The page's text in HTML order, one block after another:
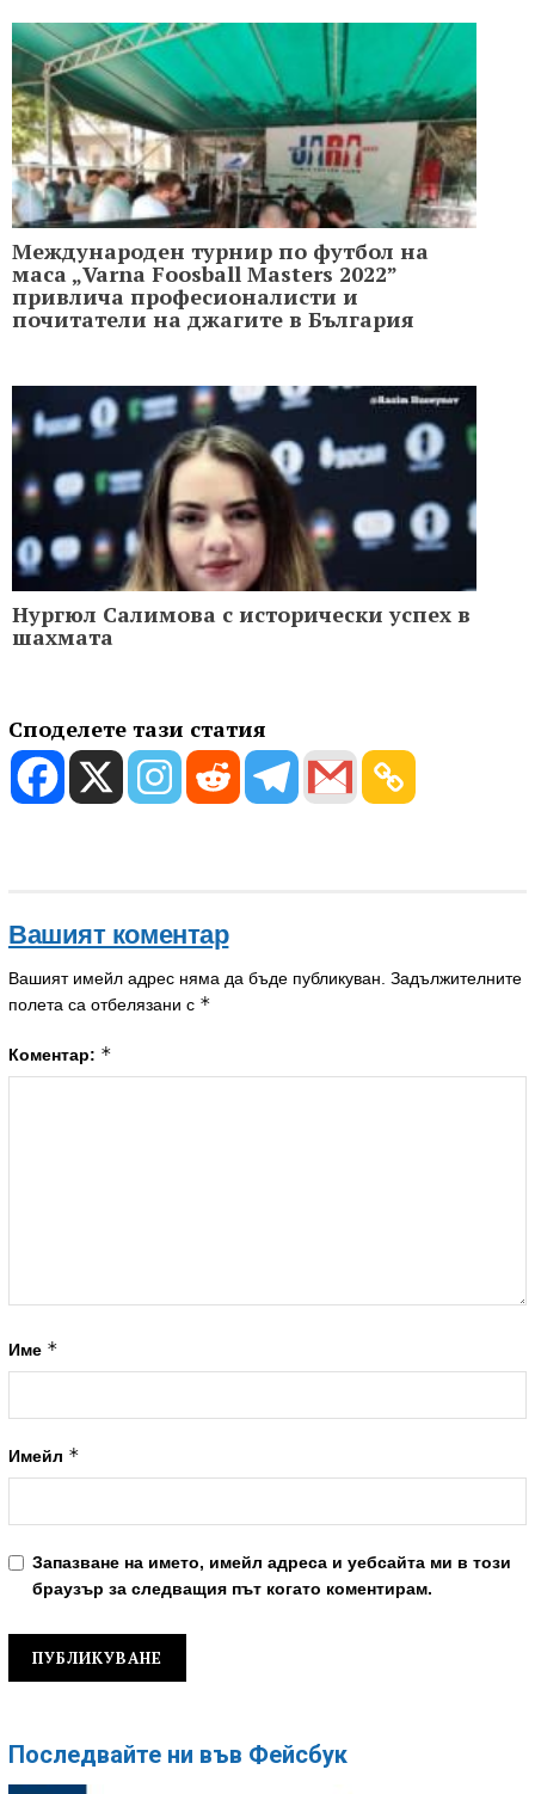
Международен турнир по футбол на
маса „Varna Foosball Masters 2022”
привлича професионалисти и
почитатели на джагите в България
Нургюл Салимова с исторически успех в
шахмата
Споделете тази статия
Вашият коментар
Вашият имейл адрес няма да бъде публикуван. Задължителните
полета са отбелязани с *
Коментар: *
Име *
Имейл *
Запазване на името, имейл адреса и уебсайта ми в този
браузър за следващия път когато коментирам.
Последвайте ни във Фейсбук